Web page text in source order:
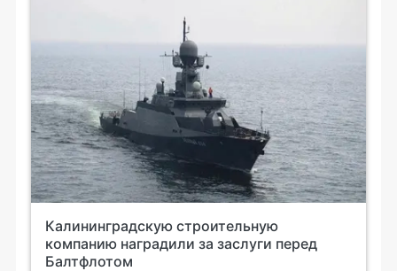
Калининградскую строительную
компанию наградили за заслуги перед
Балтфлотом